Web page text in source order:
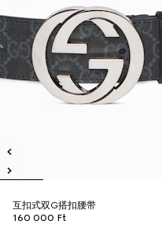
互扣式双G搭扣腰带
160 000 Ft